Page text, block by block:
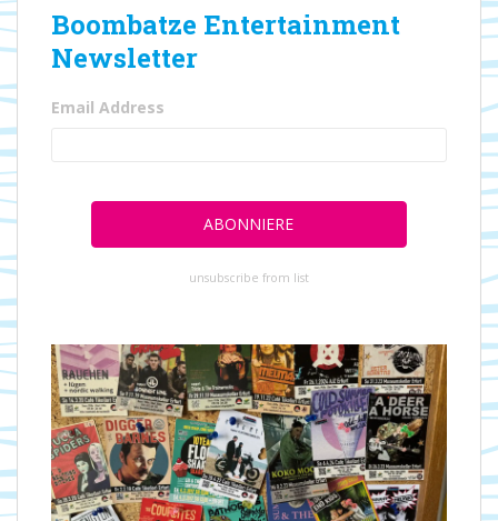
Boombatze Entertainment
Newsletter
Email Address
unsubscribe from list